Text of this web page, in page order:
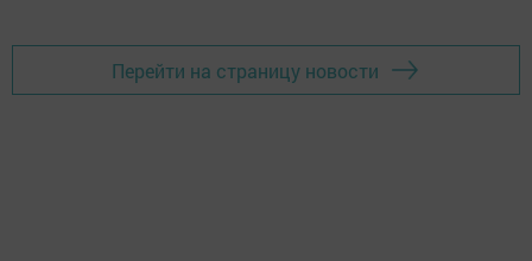
Перейти на страницу новости